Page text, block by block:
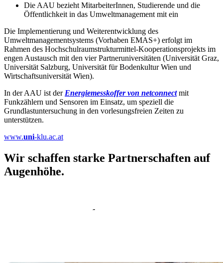
Die AAU bezieht MitarbeiterInnen, Studierende und die
Öffentlichkeit in das Umweltmanagement mit ein
Die Implementierung und Weiterentwicklung des
Umweltmanagementsystems (Vorhaben EMAS+) erfolgt im
Rahmen des Hochschulraumstrukturmittel-Kooperationsprojekts im
engen Austausch mit den vier Partneruniversitäten (Universität Graz,
Universität Salzburg, Universität für Bodenkultur Wien und
Wirtschaftsuniversität Wien).
In der AAU ist der Energiemesskoffer von netconnectmit
Funkzählern und Sensoren im Einsatz, um speziell die
Grundlastuntersuchung in den vorlesungsfreien Zeiten zu
unterstützen.
www.uni-klu.ac.at
Wir schaffen starke Partnerschaften auf
Augenhöhe.